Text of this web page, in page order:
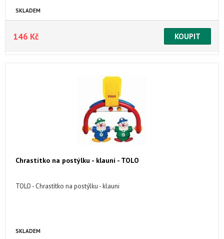
SKLADEM
146 Kč
Chrastítko na postýlku - klauni - TOLO
TOLO - Chrastítko na postýlku - klauni
SKLADEM